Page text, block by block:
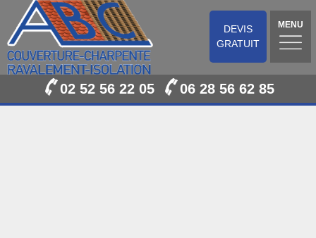
DEVIS
GRATUIT
MENU
02 52 56 22 05 06 28 56 62 85